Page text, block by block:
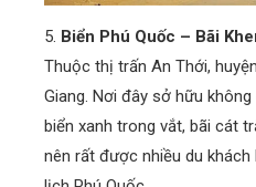
5. Biển Phú Quốc – Bãi
Thuộc thị trấn An Thới,
Giang. Nơi đây sở hữu
biển xanh trong vắt, bãi cát
nên rất được nhiều du